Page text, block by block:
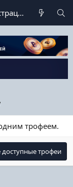
Регистрация
трофеем.
доступные трофеи